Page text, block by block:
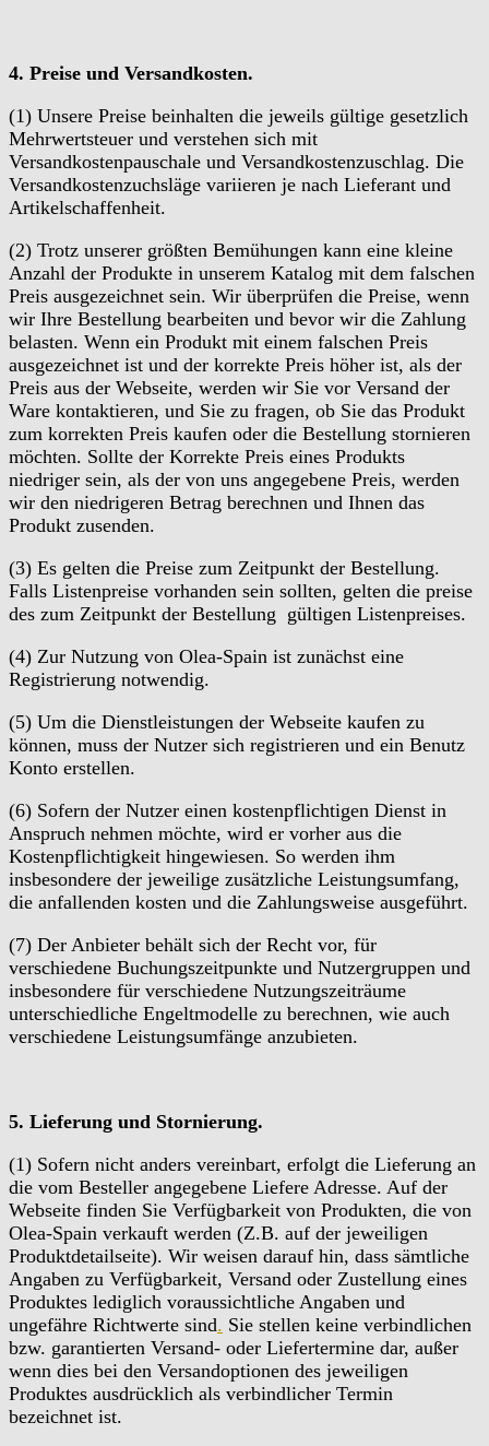
4. Preise und Versandkosten.
(1) Unsere Preise beinhalten die jeweils gültige gesetzlich
Mehrwertsteuer und verstehen sich mit
Versandkostenpauschale und Versandkostenzuschlag. Die
Versandkostenzuchsläge variieren je nach Lieferant und
Artikelschaffenheit.
(2) Trotz unserer größten Bemühungen kann eine kleine
Anzahl der Produkte in unserem Katalog mit dem falschen
Preis ausgezeichnet sein. Wir überprüfen die Preise, wenn
wir Ihre Bestellung bearbeiten und bevor wir die Zahlung
belasten. Wenn ein Produkt mit einem falschen Preis
ausgezeichnet ist und der korrekte Preis höher ist, als der
Preis aus der Webseite, werden wir Sie vor Versand der
Ware kontaktieren, und Sie zu fragen, ob Sie das Produkt
zum korrekten Preis kaufen oder die Bestellung stornieren
möchten. Sollte der Korrekte Preis eines Produkts
niedriger sein, als der von uns angegebene Preis, werden
wir den niedrigeren Betrag berechnen und Ihnen das
Produkt zusenden.
(3) Es gelten die Preise zum Zeitpunkt der Bestellung.
Falls Listenpreise vorhanden sein sollten, gelten die preise
des zum Zeitpunkt der Bestellung gültigen Listenpreises.
(4) Zur Nutzung von Olea-Spain ist zunächst eine
Registrierung notwendig.
(5) Um die Dienstleistungen der Webseite kaufen zu
können, muss der Nutzer sich registrieren und ein Benutz
Konto erstellen.
(6) Sofern der Nutzer einen kostenpflichtigen Dienst in
Anspruch nehmen möchte, wird er vorher aus die
Kostenpflichtigkeit hingewiesen. So werden ihm
insbesondere der jeweilige zusätzliche Leistungsumfang,
die anfallenden kosten und die Zahlungsweise ausgeführt.
(7) Der Anbieter behält sich der Recht vor, für
verschiedene Buchungszeitpunkte und Nutzergruppen und
insbesondere für verschiedene Nutzungszeiträume
unterschiedliche Engeltmodelle zu berechnen, wie auch
verschiedene Leistungsumfänge anzubieten.
5. Lieferung und Stornierung.
(1) Sofern nicht anders vereinbart, erfolgt die Lieferung an
die vom Besteller angegebene Liefere Adresse. Auf der
Webseite finden Sie Verfügbarkeit von Produkten, die von
Olea-Spain verkauft werden (Z.B. auf der jeweiligen
Produktdetailseite). Wir weisen darauf hin, dass sämtliche
Angaben zu Verfügbarkeit, Versand oder Zustellung eines
Produktes lediglich voraussichtliche Angaben und
ungefähre Richtwerte sind. Sie stellen keine verbindlichen
bzw. garantierten Versand- oder Liefertermine dar, außer
wenn dies bei den Versandoptionen des jeweiligen
Produktes ausdrücklich als verbindlicher Termin
bezeichnet ist.